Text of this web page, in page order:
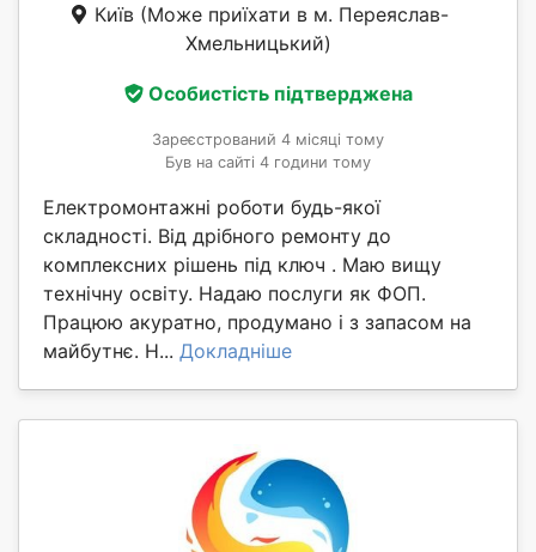
Київ (Може приїхати в м. Переяслав-
Хмельницький)
Особистість підтверджена
Зареєстрований 4 місяці тому
Був на сайті 4 години тому
Електромонтажні роботи будь-якої
складності. Від дрібного ремонту до
комплексних рішень під ключ . Маю вищу
технічну освіту. Надаю послуги як ФОП.
Працюю акуратно, продумано і з запасом на
майбутнє. Н... Докладніше